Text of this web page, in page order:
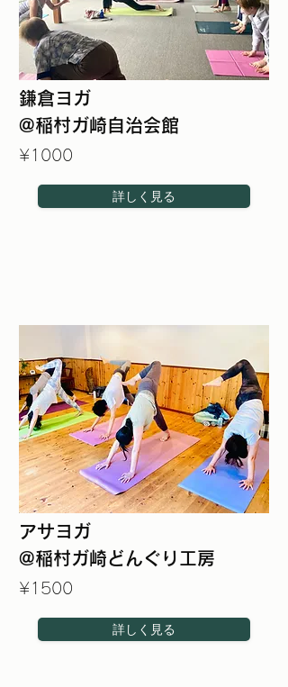
鎌倉ヨガ
@稲村ガ崎自治会館
¥1000
詳しく見る
アサヨガ
@稲村ガ崎どんぐり工房
¥1500
詳しく見る